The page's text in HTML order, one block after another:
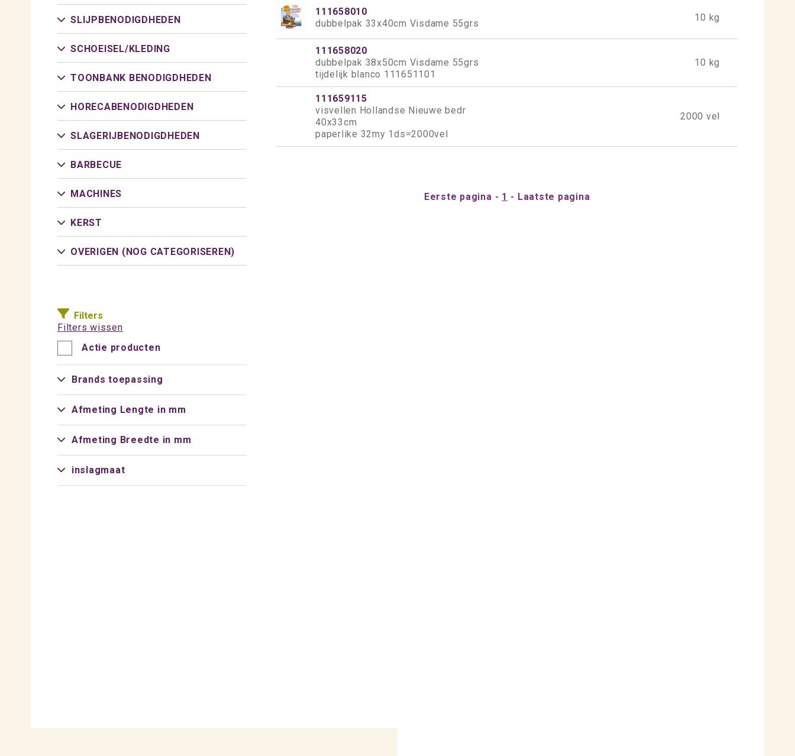
SLIJPBENODIGDHEDEN
SCHOEISEL/KLEDING
TOONBANK BENODIGDHEDEN
HORECABENODIGDHEDEN
SLAGERIJBENODIGDHEDEN
BARBECUE
MACHINES
KERST
OVERIGEN (NOG CATEGORISEREN)
Filters
Filters wissen
Actie producten
Brands toepassing
Afmeting Lengte in mm
Afmeting Breedte in mm
inslagmaat
111658010
dubbelpak 33x40cm Visdame 55grs
10 kg
111658020
dubbelpak 38x50cm Visdame 55grs
tijdelijk blanco 111651101
10 kg
111659115
visvellen Hollandse Nieuwe bedr
40x33cm
paperlike 32my 1ds=2000vel
2000 vel
Eerste pagina 1 Laatste pagina